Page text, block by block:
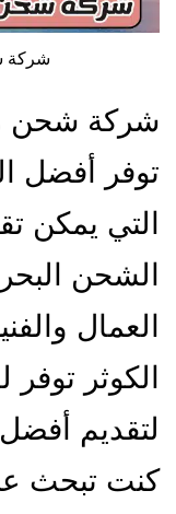
شركة
شركة شحن
توفر أفضل
التي يمكن
الشحن
العمال
الكوثر
لتقديم
كنت تبحث